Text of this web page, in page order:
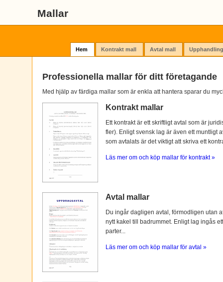
Mallar
Hem Kontrakt mall Avtal mall
Professionella mallar för ditt företagande
Med hjälp av färdiga mallar som är enkla att hantera sparar du
Kontrakt mallar
Ett kontrakt är ett skriftligt avtal som är
fler). Enligt svensk lag är även ett muntligt
som avtalats är det viktigt att skriva ett
Läs mer om och köp mallar för kontrakt »
Avtal mallar
Du ingår dagligen avtal, förmodligen utan
nytt kakel till badrummet. Enligt lag ingås
parter...
Läs mer om och köp mallar för avtal »